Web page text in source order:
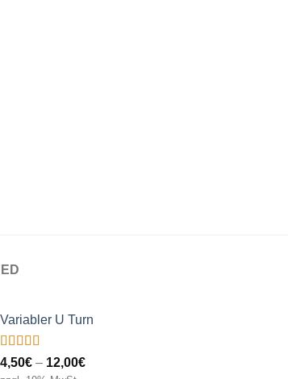
Variabler U Turn
Bewertet
mit 5.00 von
4,50€ – 12,00€Preisspanne: